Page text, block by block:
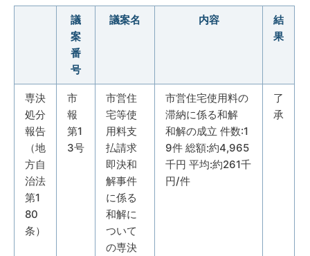
議
案
番
号
議案名 内容
結
果
専決
処分
報告
（地
方自
治法
第1
80
条）
市
報
第1
3号
市営住
宅等使
用料支
払請求
即決和
解事件
に係る
和解に
ついて
の専決
市営住宅使用料の
滞納に係る和解
和解の成立 件数:1
9件 総額:約4,965
千円 平均:約261千
円/件
了
承